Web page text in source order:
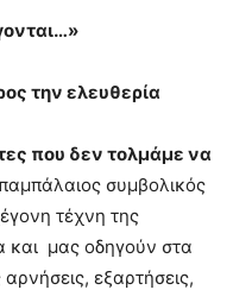
την ελευθερία
που δεν τολμάμε να
συμβολικός
τέχνη της
και μας οδηγούν στα
εξαρτήσεις,